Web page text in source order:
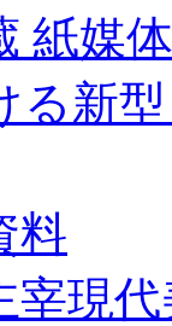
紙媒
る新
料
宰現